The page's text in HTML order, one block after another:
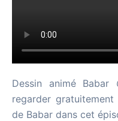
Dessin animé Babar
regarder
de Babar dans cet